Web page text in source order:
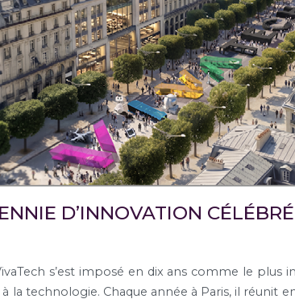
D’INNOVATION
s’est imposé en dix ans comme le
la technologie. Chaque année à Paris, il réunit